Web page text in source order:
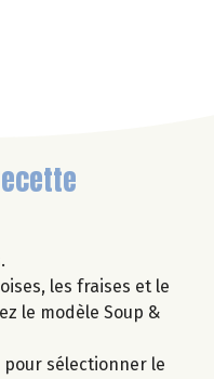
les fraises et le
le modèle Soup &
pour sélectionner le